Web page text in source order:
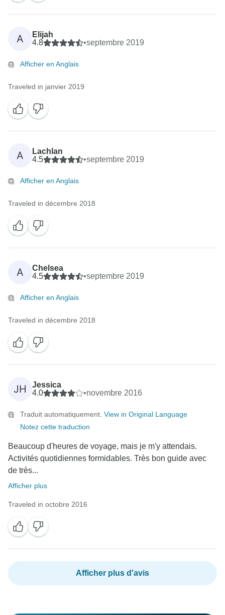
A
Elijah
4.8
•septembre 2019
Afficher en Anglais
Traveled in janvier 2019
A
Lachlan
4.5
•septembre 2019
Afficher en Anglais
Traveled in décembre 2018
A
Chelsea
4.5
•septembre 2019
Afficher en Anglais
Traveled in décembre 2018
JH
Jessica
4.0
•novembre 2016
Traduit automatiquement. View in Original Language
Notez cette traduction
Beaucoup d'heures de voyage, mais je m'y attendais.
Activités quotidiennes formidables. Très bon guide avec
de très...
Afficher plus
Traveled in octobre 2016
Afficher plus d'avis